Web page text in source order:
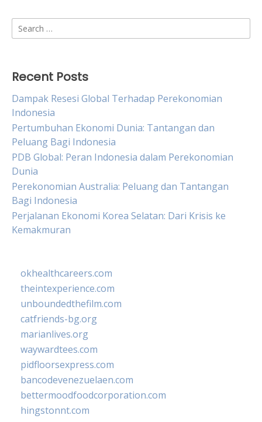
Search
for:
Recent Posts
Dampak Resesi Global Terhadap Perekonomian
Indonesia
Pertumbuhan Ekonomi Dunia: Tantangan dan
Peluang Bagi Indonesia
PDB Global: Peran Indonesia dalam Perekonomian
Dunia
Perekonomian Australia: Peluang dan Tantangan
Bagi Indonesia
Perjalanan Ekonomi Korea Selatan: Dari Krisis ke
Kemakmuran
okhealthcareers.com
theintexperience.com
unboundedthefilm.com
catfriends-bg.org
marianlives.org
waywardtees.com
pidfloorsexpress.com
bancodevenezuelaen.com
bettermoodfoodcorporation.com
hingstonnt.com